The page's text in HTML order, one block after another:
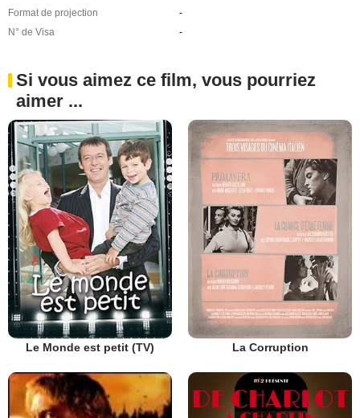
Format de projection
-
N° de Visa
-
Si vous aimez ce film, vous pourriez
aimer ...
Le Monde est petit (TV) La Corruption